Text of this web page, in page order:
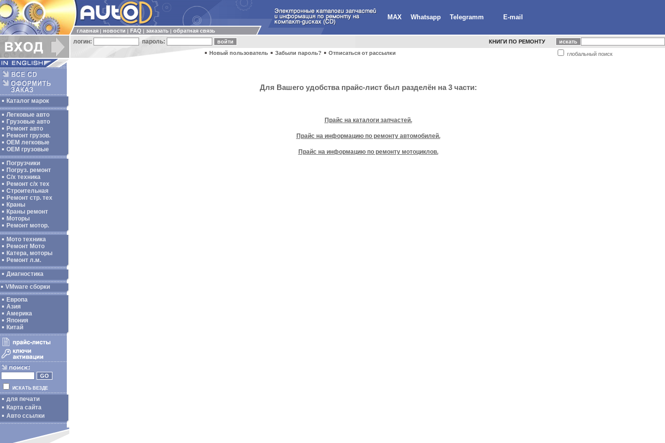
MAX Whatsapp Telegramm E-mail
главная новости FAQ заказать обратная связь
логин: пароль: КНИГИ ПО РЕМОНТУ
глобальный поиск
Новый пользователь Забыли пароль? Отписаться от рассылки
Каталог марок
Легковые авто
Грузовые авто
Ремонт авто
Ремонт грузов.
ОЕМ легковые
OEM грузовые
Погрузчики
Погруз. ремонт
С/х техника
Ремонт с/х тех
Строительная
Ремонт стр. тех
Краны
Краны ремонт
Моторы
Ремонт мотор.
Мото техника
Ремонт Мото
Катера, моторы
Ремонт л.м.
Диагностика
VMware сборки
Европа
Азия
Америка
Япония
Китай
ИСКАТЬ ВЕЗДЕ
для печати
Карта сайта
Авто ссылки
Для Вашего удобства прайс-лист был разделён на 3 части:
Прайс на каталоги запчастей.
Прайс на информацию по ремонту автомобилей.
Прайс на информацию по ремонту мотоциклов.